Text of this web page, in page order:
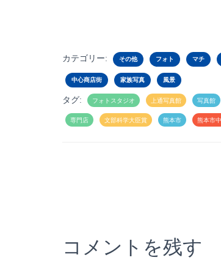
カテゴリー: その他 フォト マチ
中心商店街 家族写真 風景
タグ: フォトスタジオ 上通写真館 写真館
専門店 文部科学大臣賞 熊本市 熊本市
コメントを残す